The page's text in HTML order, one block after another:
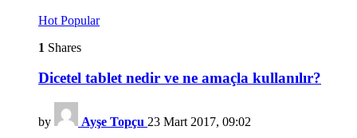
Hot Popular
1 Shares
Dicetel tablet nedir ve ne amaçla kullanılır?
by Ayşe Topçu 23 Mart 2017, 09:02